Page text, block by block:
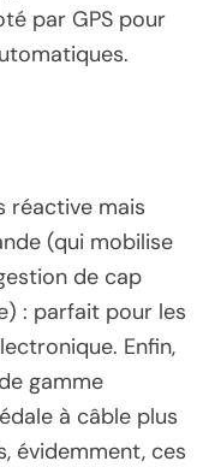
par GPS pour
réactive mais
(qui mobilise
de cap
: parfait pour les
Enfin,
gamme
à câble plus
évidemment, ces